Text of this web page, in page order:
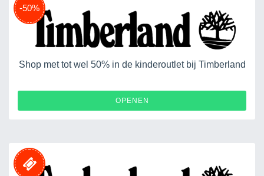
-50%
Shop met tot wel 50% in de kinderoutlet bij Timberland
OPENEN